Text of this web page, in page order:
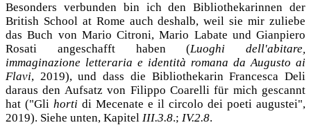
Besonders verbunden bin ich den Bibliothekarinnen der
British School at Rome auch deshalb, weil sie mir zuliebe
das Buch von Mario Citroni, Mario Labate und Gianpiero
Rosati angeschafft haben (Luoghi dell'abitare,
immaginazione letteraria e identità romana da Augusto ai
Flavi, 2019), und dass die Bibliothekarin Francesca Deli
daraus den Aufsatz von Filippo Coarelli für mich gescannt
hat ("Gli horti di Mecenate e il circolo dei poeti augustei",
2019). Siehe unten, Kapitel III.3.8.; IV.2.8.